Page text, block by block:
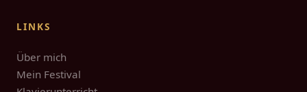
LINKS
Über mich
Mein Festival